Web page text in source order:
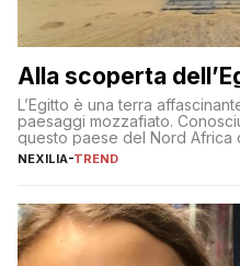
Alla scoperta
L’Egitto è una terra
paesaggi mozzafiato.
questo paese del Nord Africa
culturale unico al mondo.
NEXILIA-TREND